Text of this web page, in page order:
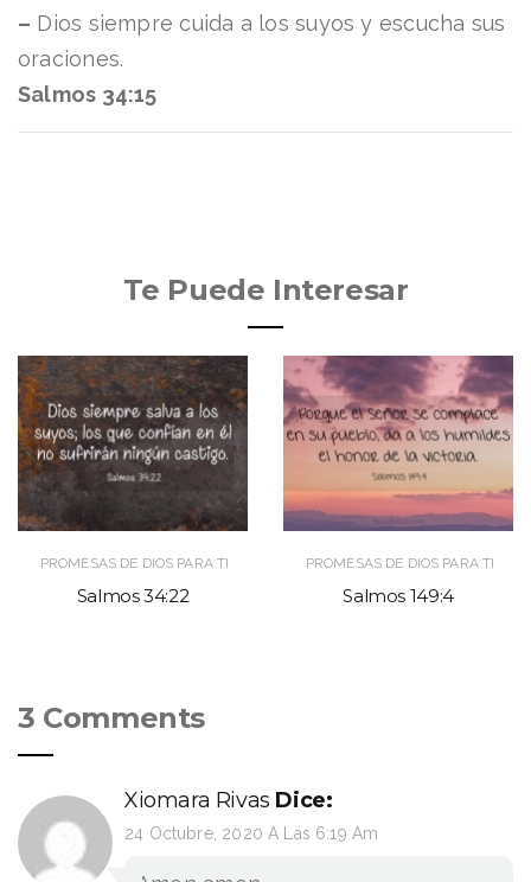
– Dios siempre cuida a los suyos y escucha sus
oraciones.
Salmos 34:15
Te Puede Interesar
PROMESAS DE DIOS PARA TI
Salmos 34:22
PROMESAS DE DIOS PARA TI
Salmos 149:4
3 Comments
Xiomara Rivas Dice:
24 Octubre, 2020 A Las 6:19 Am